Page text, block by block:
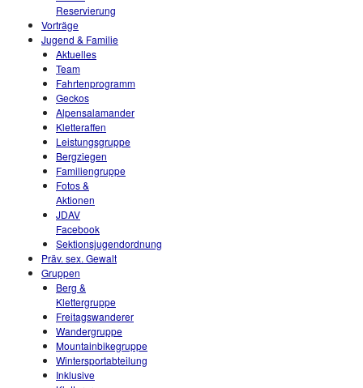
Reservierung
Vorträge
Jugend & Familie
Aktuelles
Team
Fahrtenprogramm
Geckos
Alpensalamander
Kletteraffen
Leistungsgruppe
Bergziegen
Familiengruppe
Fotos &
Aktionen
JDAV
Facebook
Sektionsjugendordnung
Präv. sex. Gewalt
Gruppen
Berg &
Klettergruppe
Freitagswanderer
Wandergruppe
Mountainbikegruppe
Wintersportabteilung
Inklusive